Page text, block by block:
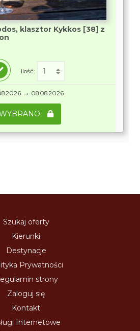
klasztor Kykkos [38] z
Ilość:
→ 08.08.2026
Szukaj oferty
Kierunki
Destynacje
Prywatności
strony
Zaloguj się
Kontakt
Internetowe